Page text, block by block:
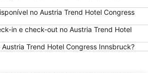
no Austria Trend Hotel Congress
in e check-out no Austria Trend Hotel
Trend Hotel Congress Innsbruck?